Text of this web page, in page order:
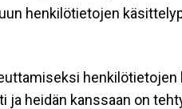
henkilötietojen
ja heidän kanssaan on